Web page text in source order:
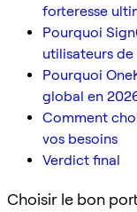
forteresse
Pourquoi
utilisateurs de
Pourquoi
global en
Comment
vos besoins
Verdict final
Choisir le bon